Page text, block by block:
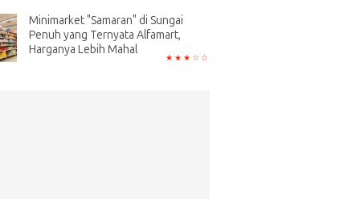
Minimarket "Samaran" di Sungai
Penuh yang Ternyata Alfamart,
Harganya Lebih Mahal